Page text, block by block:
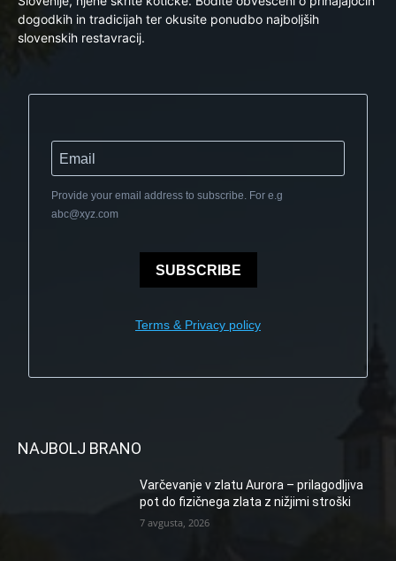
dogodkih in tradicijah ter okusite ponudbo najboljših
slovenskih restavracij.
Provide your email address to subscribe. For e.g
abc@xyz.com
SUBSCRIBE
Terms & Privacy policy
NAJBOLJ BRANO
Varčevanje v zlatu Aurora – prilagodljiva
pot do fizičnega zlata z nižjimi stroški
7 avgusta, 2026